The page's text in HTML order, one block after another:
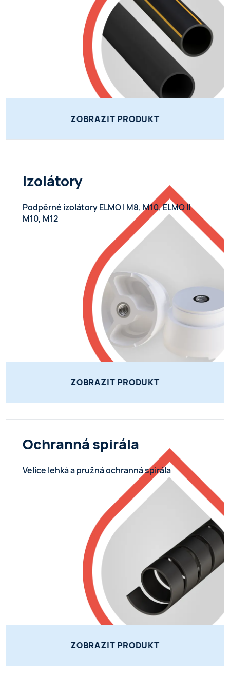
ZOBRAZIT PRODUKT
Izolátory
Podpěrné izolátory ELMO I M8, M10, ELMO II
M10, M12
ZOBRAZIT PRODUKT
Ochranná spirála
Velice lehká a pružná ochranná spirála
ZOBRAZIT PRODUKT